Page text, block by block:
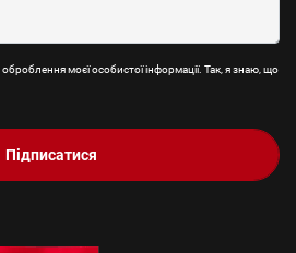
моєї особистої інформації. Так, я знаю, що
Підписатися